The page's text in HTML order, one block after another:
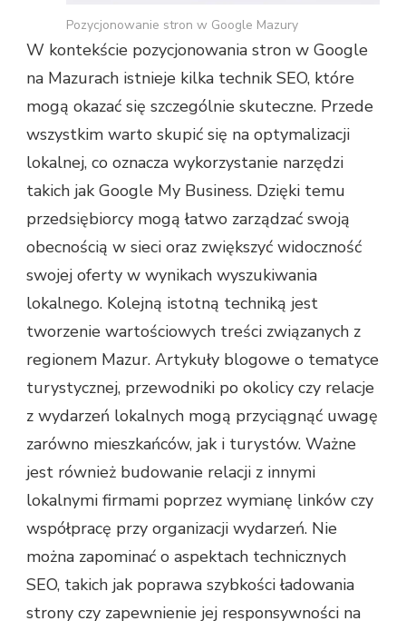
Pozycjonowanie stron w Google Mazury
W kontekście pozycjonowania stron w Google
na Mazurach istnieje kilka technik SEO, które
mogą okazać się szczególnie skuteczne. Przede
wszystkim warto skupić się na optymalizacji
lokalnej, co oznacza wykorzystanie narzędzi
takich jak Google My Business. Dzięki temu
przedsiębiorcy mogą łatwo zarządzać swoją
obecnością w sieci oraz zwiększyć widoczność
swojej oferty w wynikach wyszukiwania
lokalnego. Kolejną istotną techniką jest
tworzenie wartościowych treści związanych z
regionem Mazur. Artykuły blogowe o tematyce
turystycznej, przewodniki po okolicy czy relacje
z wydarzeń lokalnych mogą przyciągnąć uwagę
zarówno mieszkańców, jak i turystów. Ważne
jest również budowanie relacji z innymi
lokalnymi firmami poprzez wymianę linków czy
współpracę przy organizacji wydarzeń. Nie
można zapominać o aspektach technicznych
SEO, takich jak poprawa szybkości ładowania
strony czy zapewnienie jej responsywności na